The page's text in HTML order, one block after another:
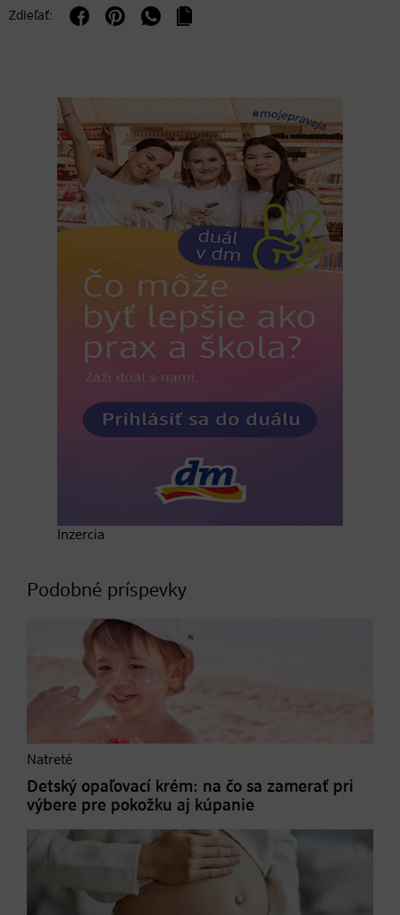
Zdieľať:
Inzercia
Podobné príspevky
Natreté
Detský opaľovací krém: na čo sa zamerať pri
výbere pre pokožku aj kúpanie